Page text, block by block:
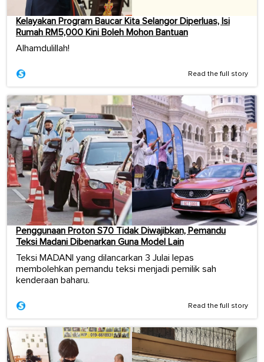
Kelayakan Program Baucar Kita Selangor Diperluas, Isi
Rumah RM5,000 Kini Boleh Mohon Bantuan
Alhamdulillah!
Read the full story
Penggunaan Proton S70 Tidak Diwajibkan, Pemandu
Teksi Madani Dibenarkan Guna Model Lain
Teksi MADANI yang dilancarkan 3 Julai lepas
membolehkan pemandu teksi menjadi pemilik sah
kenderaan baharu.
Read the full story